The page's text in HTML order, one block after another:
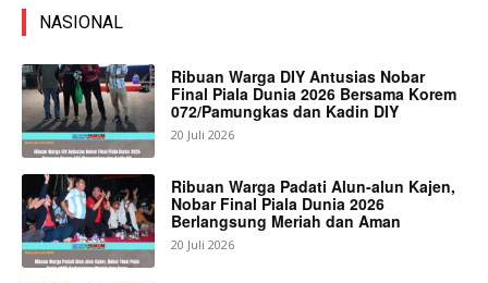
NASIONAL
Ribuan Warga DIY Antusias Nobar
Final Piala Dunia 2026 Bersama Korem
072/Pamungkas dan Kadin DIY
20 Juli 2026
Ribuan Warga Padati Alun-alun Kajen,
Nobar Final Piala Dunia 2026
Berlangsung Meriah dan Aman
20 Juli 2026